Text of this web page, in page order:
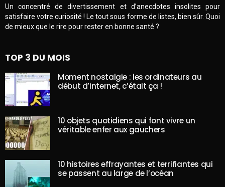
Un concentré de divertissement et d’anecdotes insolites pour
satisfaire votre curiosité ! Le tout sous forme de listes, bien sûr. Quoi
de mieux que le rire pour rester en bonne santé ?
TOP 3 DU MOIS
Moment nostalgie : les ordinateurs au
début d’internet, c’était ça !
10 objets quotidiens qui font vivre un
véritable enfer aux gauchers
10 histoires effrayantes et terrifiantes qui
se passent au large de l’océan